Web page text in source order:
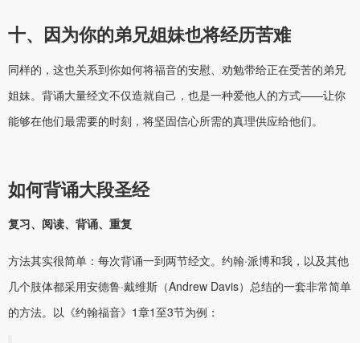
十、因为你的弟兄姐妹也将经历苦难
同样的，这也关系到你如何将福音的安慰、劝勉带给正在受苦的弟兄
姐妹。背诵大量经文不仅造就自己，也是一种爱他人的方式——让你
能够在他们最需要的时刻，将坚固信心所需的真理供应给他们。
如何背诵大段圣经
复习、阅读、背诵、重复
方法其实很简单：每次背诵一到两节经文。约翰·派博和我，以及其他
几个肢体都采用安德鲁·戴维斯（Andrew Davis）总结的一套非常简单
的方法。以《约翰福音》1章1至3节为例：